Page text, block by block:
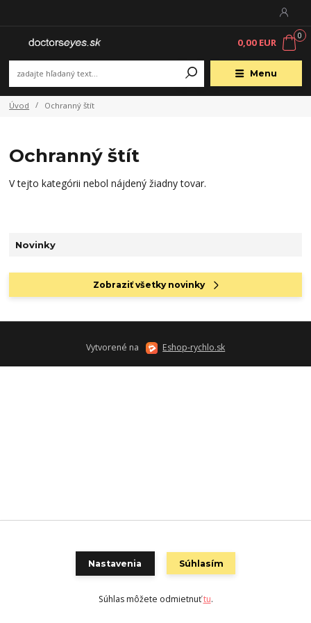
Menu
0
0,00 EUR
Úvod Ochranný štít
Ochranný štít
V tejto kategórii nebol nájdený žiadny tovar.
Novinky
Zobraziť všetky novinky
Vytvorené na Eshop-rychlo.sk
Nastavenia Súhlasím
Súhlas môžete odmietnuťtu.